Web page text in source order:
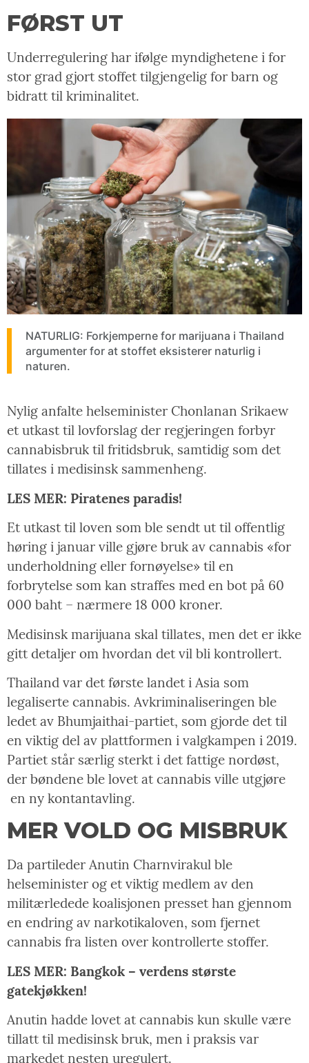
FØRST UT
Underregulering har ifølge myndighetene i for
stor grad gjort stoffet tilgjengelig for barn og
bidratt til kriminalitet.
NATURLIG: Forkjemperne for marijuana i Thailand
argumenter for at stoffet eksisterer naturlig i
naturen.
Nylig anfalte helseminister Chonlanan Srikaew
et utkast til lovforslag der regjeringen forbyr
cannabisbruk til fritidsbruk, samtidig som det
tillates i medisinsk sammenheng.
LES MER: Piratenes paradis!
Et utkast til loven som ble sendt ut til offentlig
høring i januar ville gjøre bruk av cannabis «for
underholdning eller fornøyelse» til en
forbrytelse som kan straffes med en bot på 60
000 baht – nærmere 18 000 kroner.
Medisinsk marijuana skal tillates, men det er ikke
gitt detaljer om hvordan det vil bli kontrollert.
Thailand var det første landet i Asia som
legaliserte cannabis. Avkriminaliseringen ble
ledet av Bhumjaithai-partiet, som gjorde det til
en viktig del av plattformen i valgkampen i 2019.
Partiet står særlig sterkt i det fattige nordøst,
der bøndene ble lovet at cannabis ville utgjøre
en ny kontantavling.
MER VOLD OG MISBRUK
Da partileder Anutin Charnvirakul ble
helseminister og et viktig medlem av den
militærledede koalisjonen presset han gjennom
en endring av narkotikaloven, som fjernet
cannabis fra listen over kontrollerte stoffer.
LES MER: Bangkok – verdens største
gatekjøkken!
Anutin hadde lovet at cannabis kun skulle være
tillatt til medisinsk bruk, men i praksis var
markedet nesten uregulert.